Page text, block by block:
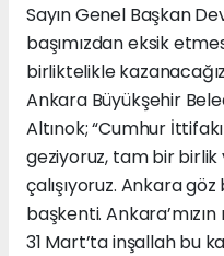
Sayın Genel Başkan
başımızdan eksik
birliktelikle
Ankara Büyükşehir
Altınok; “Cumhur
geziyoruz, tam bir
çalışıyoruz. Ankara
başkenti.
31 Mart’ta inşallah bu